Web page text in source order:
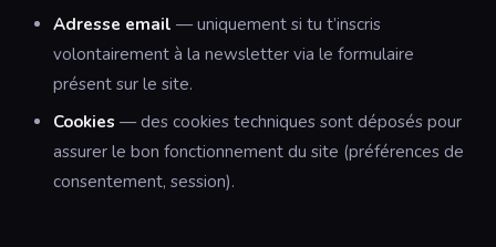
Adresse email — uniquement si tu t’inscris
volontairement à la newsletter via le formulaire
présent sur le site.
Cookies — des cookies techniques sont déposés pour
assurer le bon fonctionnement du site (préférences de
consentement, session).